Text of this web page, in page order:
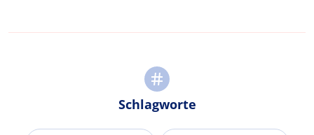
Schlagworte